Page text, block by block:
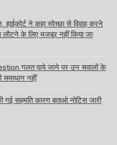
ने कहा स्वेच्छा से विवाह करने
लौटने के लिए मजबूर नहीं किया जा
गलत पाये जाने पर उन सवालों के
समाधान नहीं
गई सहमति कारण बताओ नोटिस जारी